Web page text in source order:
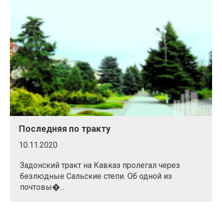
Последняя по тракту
10.11.2020
Задонский тракт на Кавказ пролегал через
безлюдные Сальские степи. Об одной из
почтовы�...